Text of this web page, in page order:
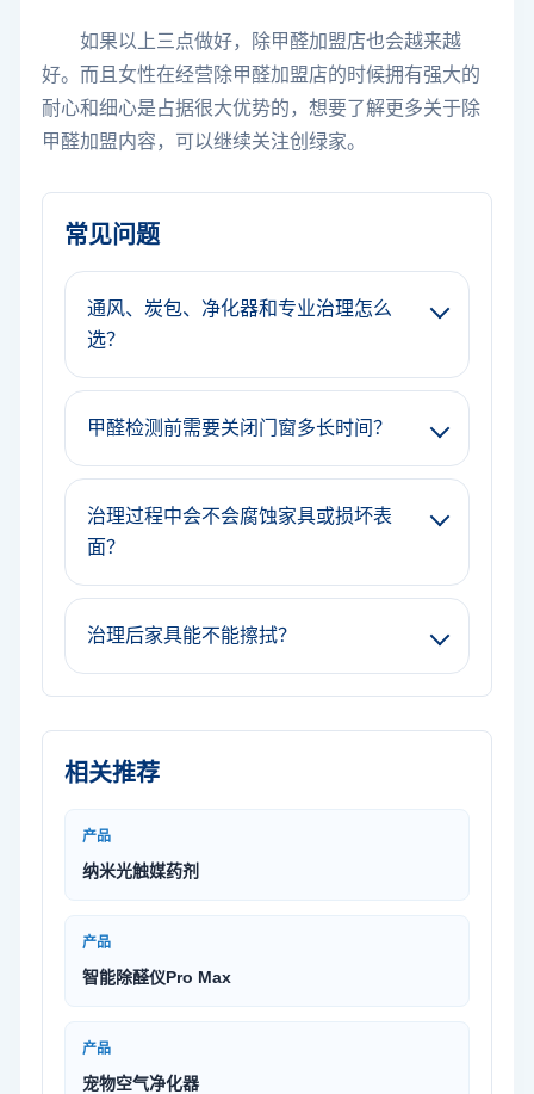
如果以上三点做好，除甲醛加盟店也会越来越
好。而且女性在经营除甲醛加盟店的时候拥有强大的
耐心和细心是占据很大优势的，想要了解更多关于除
甲醛加盟内容，可以继续关注创绿家。
常见问题
通风、炭包、净化器和专业治理怎么
选？
甲醛检测前需要关闭门窗多长时间？
治理过程中会不会腐蚀家具或损坏表
面？
治理后家具能不能擦拭？
相关推荐
产品
纳米光触媒药剂
产品
智能除醛仪Pro Max
产品
宠物空气净化器